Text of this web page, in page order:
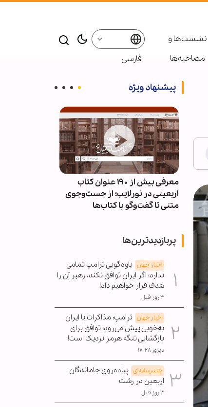
نشست‌ها و
مصاحبه‌ها
فارسی
پیشنهاد ویژه
معرفی بیش از ۱۹۰ عنوان کتاب
اربعینی در نورلایب؛ از جست‌وجوی
متنی تا گفت‌وگو با کتاب‌ها
پربازدیدترین‌ها
اخبار جهان یاوه‌گویی ترامپ تمامی
ندارد؛ اگر ایران توافق نکند، رهبر آن را
هدف قرار خواهیم داد!
۳ روز قبل
اخبار جهان ترامپ: مذاکرات با ایران
به‌خوبی پیش می‌رود؛ توافق برای
بازگشایی تنگه هرمز نزدیک است!
دیروز ۱۷:۲۸
چندرسانه‌ای پیاده‌روی جاماندگان
اربعین در رشت
۳ روز قبل